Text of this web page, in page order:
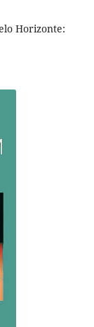
Horizonte: